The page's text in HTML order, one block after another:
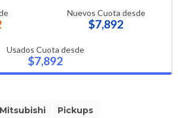
Nuevos Cuota desde
$7,892
Usados Cuota desde
$7,892
Mitsubishi Pickups